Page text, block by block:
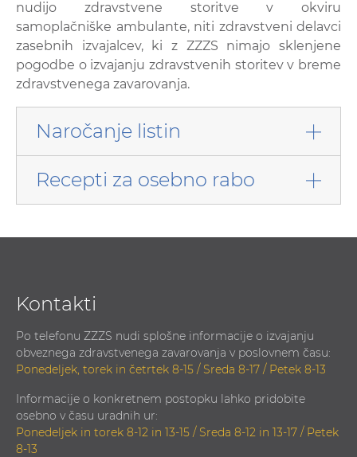
nudijo zdravstvene storitve v okviru
samoplačniške ambulante, niti zdravstveni delavci
zasebnih izvajalcev, ki z ZZZS nimajo sklenjene
pogodbe o izvajanju zdravstvenih storitev v breme
zdravstvenega zavarovanja.
Naročanje listin
Recepti za osebno rabo
Kontakti
Po telefonu ZZZS nudi splošne informacije o izvajanju
obveznega zdravstvenega zavarovanja v poslovnem času:
Ponedeljek, torek in četrtek 8-15 / Sreda 8-17 / Petek 8-13
Informacije o konkretnem postopku lahko pridobite
osebno v času uradnih ur:
Ponedeljek in torek 8-12 in 13-15 / Sreda 8-12 in 13-17 / Petek
8-13